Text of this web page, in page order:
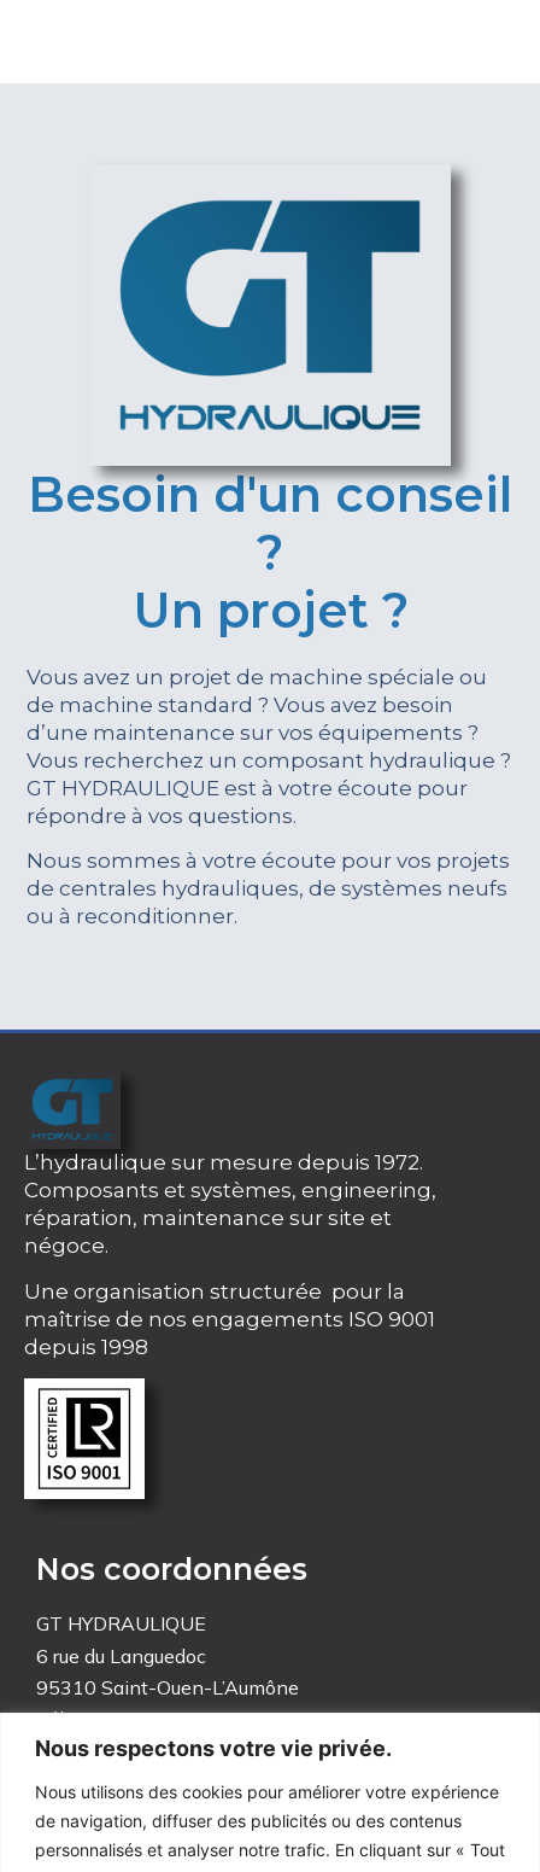
Nous respectons votre vie privée.
Nous utilisons des cookies pour améliorer votre expérience
de navigation, diffuser des publicités ou des contenus
personnalisés et analyser notre trafic. En cliquant sur « Tout
Besoin d'un conseil
?
Un projet ?
Vous avez un projet de machine spéciale ou
de machine standard ? Vous avez besoin
d’une maintenance sur vos équipements ?
Vous recherchez un composant hydraulique ?
GT HYDRAULIQUE est à votre écoute pour
répondre à vos questions.
Nous sommes à votre écoute pour vos projets
de centrales hydrauliques, de systèmes neufs
ou à reconditionner.
L’hydraulique sur mesure depuis 1972.
Composants et systèmes, engineering,
réparation, maintenance sur site et
négoce.
Une organisation structurée pour la
maîtrise de nos engagements ISO 9001
depuis 1998
Nos coordonnées
GT HYDRAULIQUE
6 rue du Languedoc
95310 Saint-Ouen-L’Aumône
Tél. 01 30 37 17 37
info@gt-hydraulique.fr